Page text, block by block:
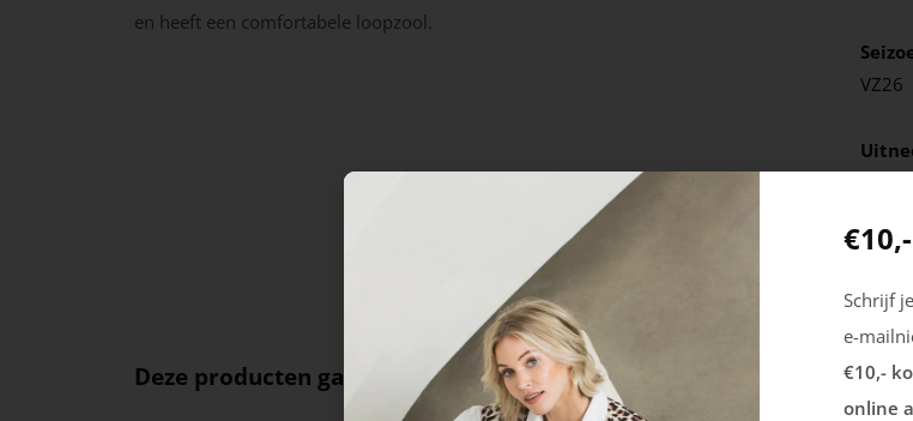
en heeft een comfortabele loopzool.
VZ26
Deze producten ga je leuk vinden
Schrijf
e-
€10,-
online